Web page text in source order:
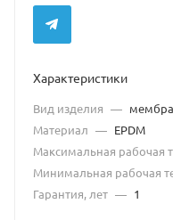
Характеристики
Вид изделия —
Материал — EPDM
Максимальная рабочая
Минимальная рабочая
Гарантия, лет — 1